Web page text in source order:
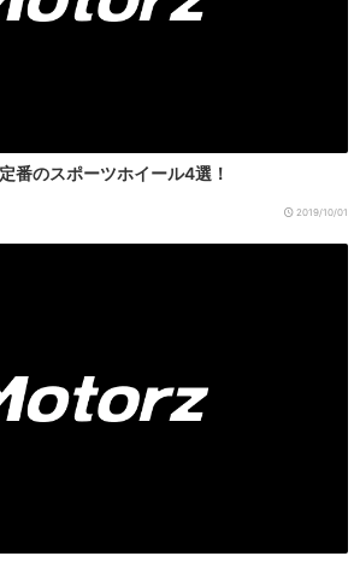
番のスポーツホイール4選！
2019/10/01